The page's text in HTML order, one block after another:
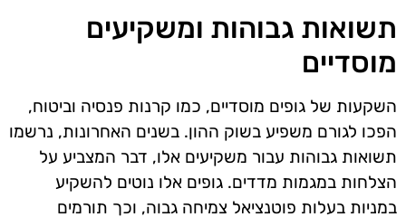
תשואות גבוהות ומשקיעים
מוסדיים
השקעות של גופים מוסדיים, כמו קרנות פנסיה וביטוח,
הפכו לגורם משפיע בשוק ההון. בשנים האחרונות, נרשמו
תשואות גבוהות עבור משקיעים אלו, דבר המצביע על
הצלחות במגמות מדדים. גופים אלו נוטים להשקיע
במניות בעלות פוטנציאל צמיחה גבוה, וכך תורמים